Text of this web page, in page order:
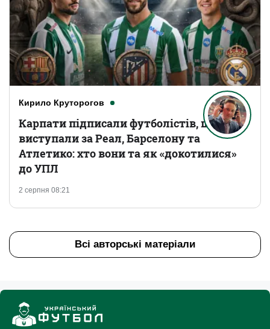
Кирило Круторогов
2 серпня 08:21
Карпати підписали футболістів, що
виступали за Реал, Барселону та
Атлетико: хто вони та як «докотилися»
до УПЛ
Всі авторські матеріали